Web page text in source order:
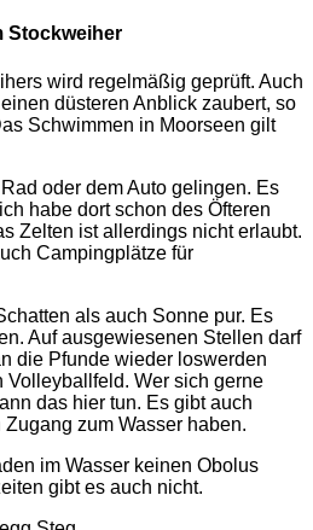
Stockweiher
wird regelmäßig geprüft. Auch
düsteren Anblick zaubert, so
Schwimmen in Moorseen gilt
oder dem Auto gelingen. Es
habe dort schon des Öfteren
Zelten ist allerdings nicht erlaubt.
Campingplätze für
als auch Sonne pur. Es
Auf ausgewiesenen Stellen darf
die Pfunde wieder loswerden
Wer sich gerne
das hier tun. Es gibt auch
zum Wasser haben.
im Wasser keinen Obolus
gibt es auch nicht.